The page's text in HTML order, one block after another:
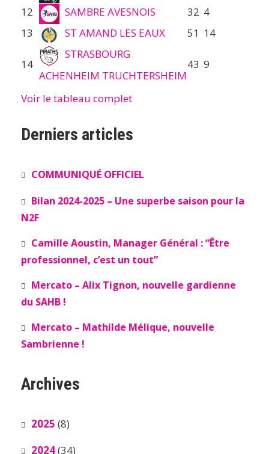
12 SAMBRE AVESNOIS 32 4
13
ST AMAND LES EAUX 51 14
14
STRASBOURG
ACHENHEIM TRUCHTERSHEIM
43 9
Voir le tableau complet
Derniers articles
COMMUNIQUÉ OFFICIEL
Bilan 2024-2025 – Une superbe saison pour la
N2F
Camille Aoustin, Manager Général : “Être
professionnel, c’est un tout”
Mercato – Alix Tignon, nouvelle gardienne
du SAHB !
Mercato – Mathilde Mélique, nouvelle
Sambrienne !
Archives
2025 (8)
2024(34)